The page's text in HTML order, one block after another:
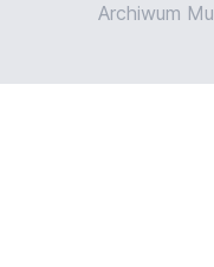
Archiwum